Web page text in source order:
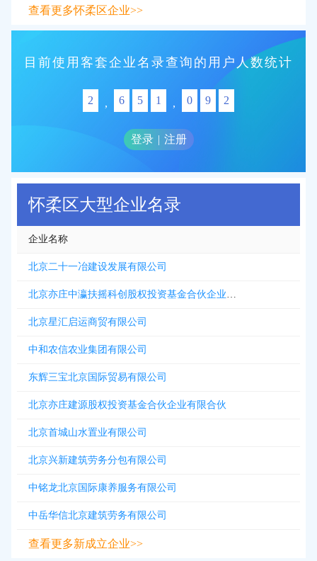
查看更多怀柔区企业>>
目前使用客套企业名录查询的用户人数统计
2 , 6 5 1 , 0 9 2
登录 | 注册
怀柔区大型企业名录
企业名称
北京二十一冶建设发展有限公司
北京亦庄中瀛扶摇科创股权投资基金合伙企业有限合伙
北京星汇启运商贸有限公司
中和农信农业集团有限公司
东辉三宝北京国际贸易有限公司
北京亦庄建源股权投资基金合伙企业有限合伙
北京首城山水置业有限公司
北京兴新建筑劳务分包有限公司
中铭龙北京国际康养服务有限公司
中岳华信北京建筑劳务有限公司
查看更多新成立企业>>